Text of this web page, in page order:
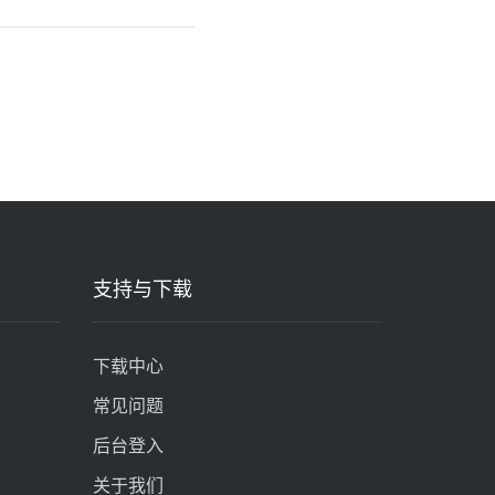
支持与下载
下载中心
常见问题
后台登入
关于我们